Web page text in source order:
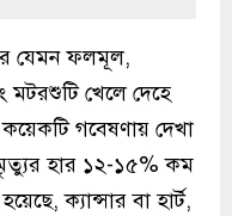
যেমন ফলমূল,
খেলে দেহে
গবেষণায় দেখা
হার ১২-১৫% কম
ক্যান্সার বা হার্ট,